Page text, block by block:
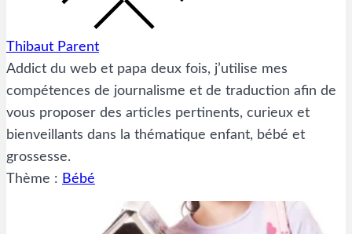
Thibaut Parent
Addict du web et papa deux fois, j’utilise mes
compétences de journalisme et de traduction afin de
vous proposer des articles pertinents, curieux et
bienveillants dans la thématique enfant, bébé et
grossesse.
Thème : Bébé